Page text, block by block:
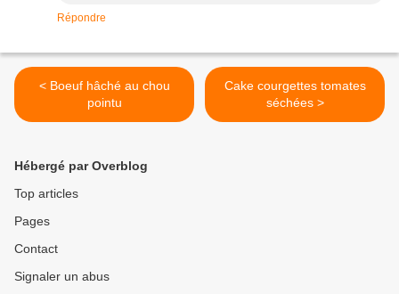
Répondre
< Boeuf hâché au chou
pointu
Cake courgettes tomates
séchées >
Hébergé par Overblog
Top articles
Pages
Contact
Signaler un abus